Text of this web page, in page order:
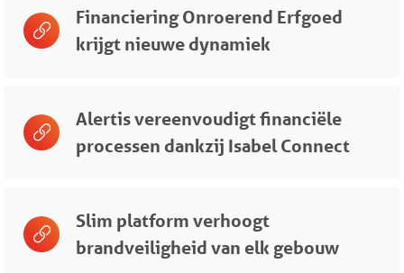
Financiering Onroerend Erfgoed
krijgt nieuwe dynamiek
Alertis vereenvoudigt financiële
processen dankzij Isabel Connect
Slim platform verhoogt
brandveiligheid van elk gebouw